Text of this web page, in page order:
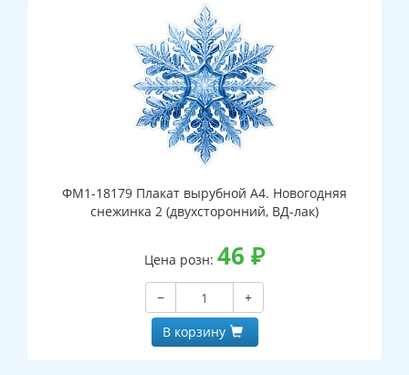
ФМ1-18179 Плакат вырубной А4. Новогодняя
снежинка 2 (двухсторонний, ВД-лак)
Цена розн: 46 ₽
−
+
В корзину